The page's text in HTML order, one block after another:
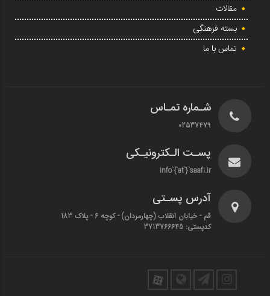
مقالات
بسته فرهنگی
تماس با ما
شـماره تمـاس
02537479
پسـت الـکترونیـکی
info`{`at`}`saafi.ir
آدرس پسـتی
قم - خیابان انقلاب (چهارمردان)‌ - کوچه 6 - پلاک 183
کدپستی: 3713766645